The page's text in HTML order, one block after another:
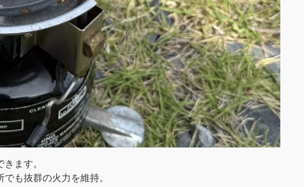
きます。
も抜群の火力を維持。